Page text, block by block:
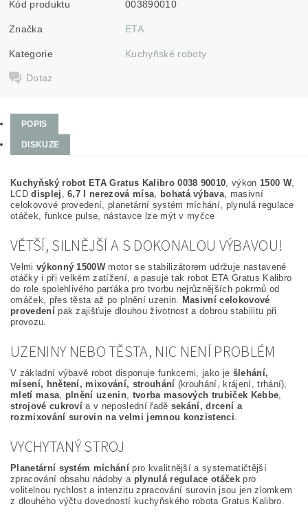
Kód produktu 003890010
Značka ETA
Kategorie Kuchyňské roboty
Dotaz
POPIS
DISKUZE
Kuchyňský robot ETA Gratus Kalibro 0038 90010, výkon 1500 W,
LCDdisplej ,6,7 l nerezová mísa, bohatá výbava, masivní
celokovové provedení, planetární systém míchání, plynulá regulace
otáček, funkce pulse, nástavce lze mýt v myčce
VĚTŠÍ, SILNĚJŠÍ A S DOKONALOU VÝBAVOU!
Velmi výkonný 1500Wmotor se stabilizátorem udržuje nastavené
otáčky i při velkém zatížení, a pasuje tak robot ETA Gratus Kalibro
do role spolehlivého parťáka pro tvorbu nejrůznějších pokrmů od
omáček, přes těsta až po plnění uzenin. Masivní celokovové
provedenípak zajišťuje dlouhou životnost a dobrou stabilitu při
provozu.
UZENINY NEBO TĚSTA, NIC NENÍ PROBLÉM
V základní výbavě robot disponuje funkcemi, jako je šlehání,
mísení, hnětení, mixování, strouhání (krouhání, krájení, trhání),
mletí masa, plnění uzenin, tvorba masových trubiček Kebbe,
strojové cukroví a v neposlední řadě sekání, drcení a
rozmixování surovin na velmi jemnou konzistenci.
VYCHYTANÝ STROJ
Planetární systém míchání pro kvalitnější a systematičtější
zpracování obsahu nádoby a plynulá regulace otáčekpro
volitelnou rychlost a intenzitu zpracování surovin jsou jen zlomkem
z dlouhého výčtu dovedností kuchyňského robota Gratus Kalibro.